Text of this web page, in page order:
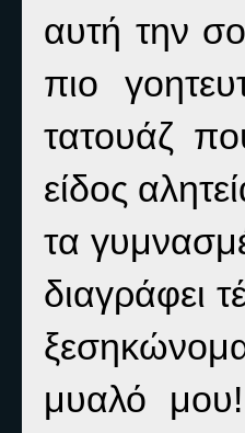
αυτή την
πιο
τατουάζ
είδος
τα
διαγράφει
μυαλό